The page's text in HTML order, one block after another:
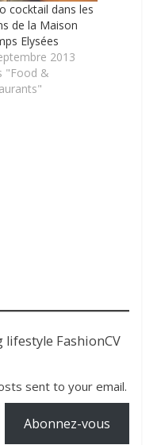
cocktail dans les
de la Maison
Elysées
2013
"Food &
FashionCV
sent to your email.
Abonnez-vous